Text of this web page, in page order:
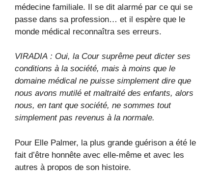
médecine familiale. Il se dit alarmé par ce qui se
passe dans sa profession… et il espère que le
monde médical reconnaîtra ses erreurs.
VIRADIA : Oui, la Cour suprême peut dicter ses
conditions à la société, mais à moins que le
domaine médical ne puisse simplement dire que
nous avons mutilé et maltraité des enfants, alors
nous, en tant que société, ne sommes tout
simplement pas revenus à la normale.
Pour Elle Palmer, la plus grande guérison a été le
fait d’être honnête avec elle-même et avec les
autres à propos de son histoire.